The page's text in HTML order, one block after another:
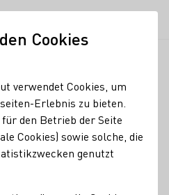
Cookies
verwendet Cookies, um
Erlebnis zu bieten.
für den Betrieb der Seite
Cookies) sowie solche, die
genutzt